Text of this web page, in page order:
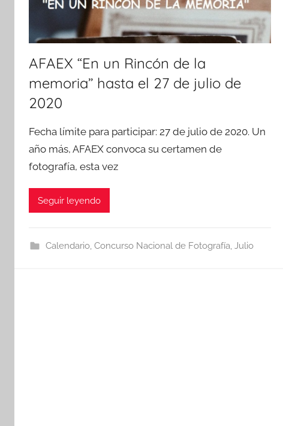
AFAEX “En un Rincón de la
memoria” hasta el 27 de julio de
2020
Fecha límite para participar: 27 de julio de 2020. Un
año más, AFAEX convoca su certamen de
fotografía, esta vez
Seguir leyendo
Calendario, Concurso Nacional de Fotografía, Julio